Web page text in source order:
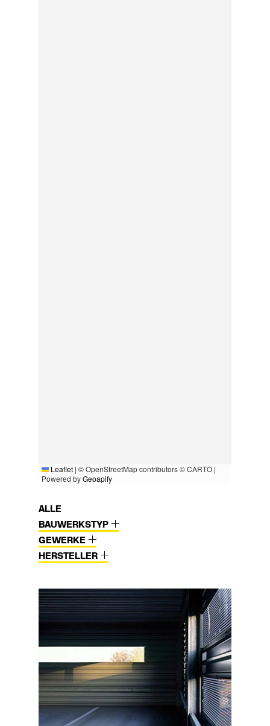
Leaflet | © OpenStreetMap contributors © CARTO |
Powered byGeoapify
ALLE
BAUWERKSTYP
GEWERKE
HERSTELLER